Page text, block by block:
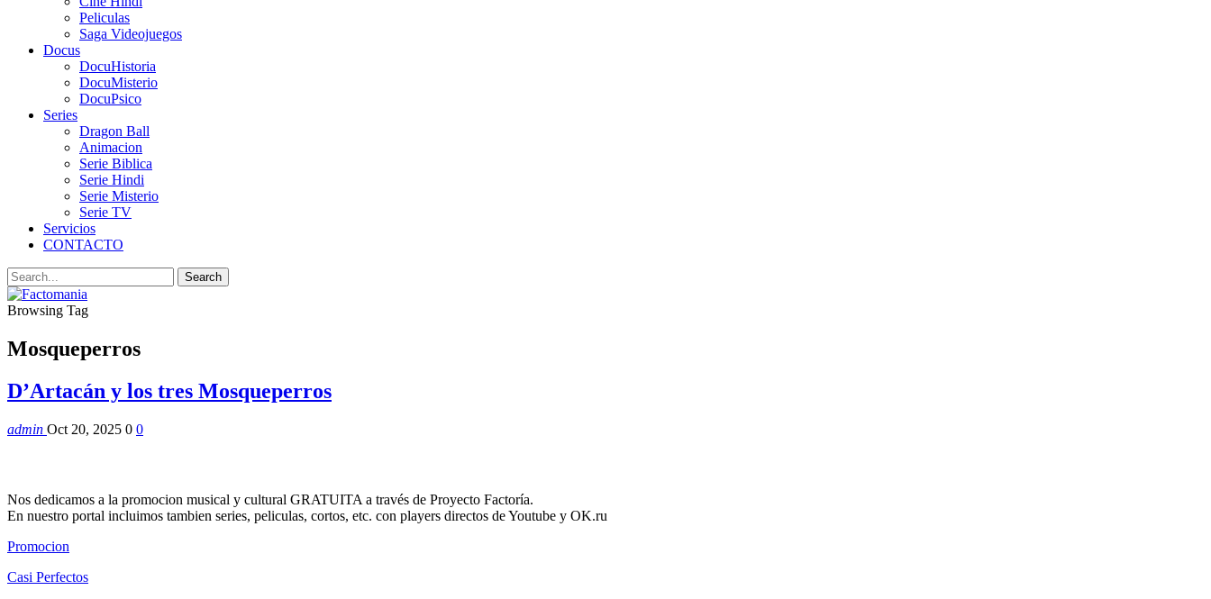
Peliculas
Saga Videojuegos
Docus
DocuHistoria
DocuMisterio
DocuPsico
Series
Dragon Ball
Animacion
Serie Biblica
Serie Hindi
Serie Misterio
Serie TV
Servicios
CONTACTO
Browsing Tag
Mosqueperros
D’Artacán y los tres Mosqueperros
admin Oct 20, 2025 0 0
Nos dedicamos a la promocion musical y cultural GRATUITA a través de Proyecto Factoría.
En nuestro portal incluimos tambien series, peliculas, cortos, etc. con players directos de Youtube y OK.ru
Promocion
Casi Perfectos